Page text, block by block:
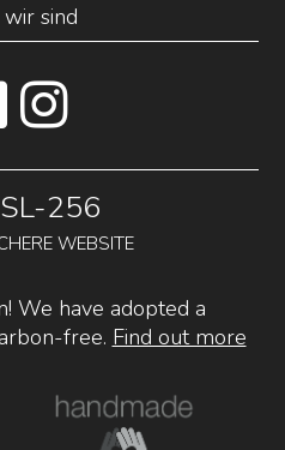
sind
256
WEBSITE
We have adopted a
free. Find out more